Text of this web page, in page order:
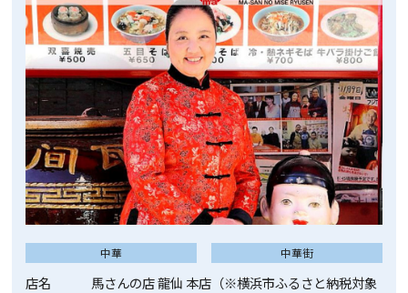
中華 中華街
店名
馬さんの店 龍仙 本店（※横浜市ふるさと納税対象